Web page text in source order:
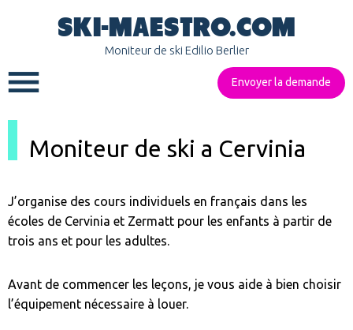
SKI-MAESTRO.COM
Moniteur de ski Edilio Berlier
Envoyer la demande
Moniteur de ski a Cervinia
J’organise des cours individuels en français dans les
écoles de Cervinia et Zermatt pour les enfants à partir de
trois ans et pour les adultes.
Avant de commencer les leçons, je vous aide à bien choisir
l’équipement nécessaire à louer.